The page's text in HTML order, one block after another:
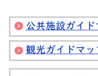
公共施設ガイド
観光ガイドマッ